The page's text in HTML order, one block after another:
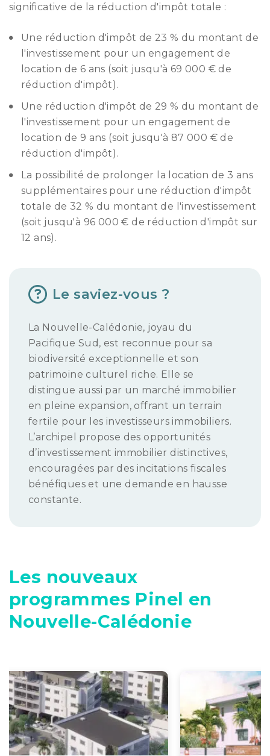
significative de la réduction d'impôt totale :
Une réduction d'impôt de 23 % du montant de
l'investissement pour un engagement de
location de 6 ans (soit jusqu'à 69 000 € de
réduction d'impôt).
Une réduction d'impôt de 29 % du montant de
l'investissement pour un engagement de
location de 9 ans (soit jusqu'à 87 000 € de
réduction d'impôt).
La possibilité de prolonger la location de 3 ans
supplémentaires pour une réduction d'impôt
totale de 32 % du montant de l'investissement
(soit jusqu'à 96 000 € de réduction d'impôt sur
12 ans).
Le saviez-vous ?
La Nouvelle-Calédonie, joyau du
Pacifique Sud, est reconnue pour sa
biodiversité exceptionnelle et son
patrimoine culturel riche. Elle se
distingue aussi par un marché immobilier
en pleine expansion, offrant un terrain
fertile pour les investisseurs immobiliers.
L’archipel propose des opportunités
d’investissement immobilier distinctives,
encouragées par des incitations fiscales
bénéfiques et une demande en hausse
constante.
Les nouveaux
programmes Pinel en
Nouvelle-Calédonie